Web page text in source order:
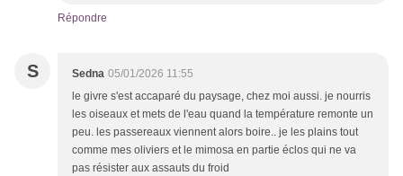
Répondre
S Sedna 05/01/2026 11:55
le givre s'est accaparé du paysage, chez moi aussi. je nourris
les oiseaux et mets de l'eau quand la température remonte un
peu. les passereaux viennent alors boire.. je les plains tout
comme mes oliviers et le mimosa en partie éclos qui ne va
pas résister aux assauts du froid